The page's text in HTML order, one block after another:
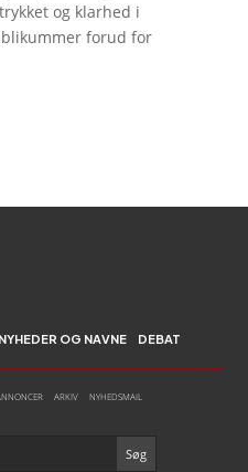
og klarhed i
forud for
NYHEDER OG NAVNE DEBAT
ARKIV NYHEDSMAIL